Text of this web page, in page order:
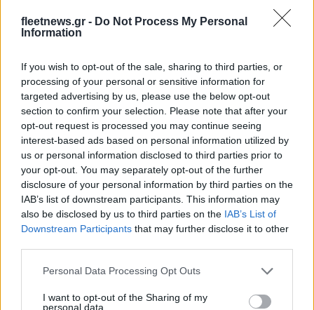
fleetnews.gr - Do Not Process My Personal
Information
If you wish to opt-out of the sale, sharing to third parties, or
processing of your personal or sensitive information for
targeted advertising by us, please use the below opt-out
section to confirm your selection. Please note that after your
opt-out request is processed you may continue seeing
interest-based ads based on personal information utilized by
us or personal information disclosed to third parties prior to
your opt-out. You may separately opt-out of the further
disclosure of your personal information by third parties on the
IAB’s list of downstream participants. This information may
also be disclosed by us to third parties on the IAB’s List of
Downstream Participants that may further disclose it to other
Please note that this website/app uses one or more Google
not limited to your visit or usage behaviour. You may click to
Personal Data Processing Opt Outs
I want to opt-out of the Sharing of my
personal data.
Χρηματοδότηση 8 εκατ.
ευρώ σε 843 μέσα
ενημέρωσης- Ξεκίνησε το
πενταετές πρόγραμμα
ενίσχυσης του Τύπου
Media: Με ενίσχυση 8 εκατ.
ευρώ σε 451 επιχειρήσεις
ξεκίνησε το πρόγραμμα
στήριξης- Κάλυψη
εισφορών ΕΔΟΕΑΠ
Συμβούλιο - Πρόεδρος ο Γαληνός Γιαγλής